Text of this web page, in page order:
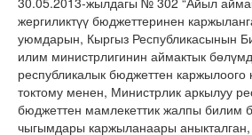
жергиликтүү бюджеттеринен
уюмдарын, Кыргыз Республикасынын
илим министрлигинин аймактык
республикалык бюджеттен каржылоого
токтому менен, Министрлик аркылуу
бюджеттен мамлекеттик жалпы билим
чыгымдары каржыланаары